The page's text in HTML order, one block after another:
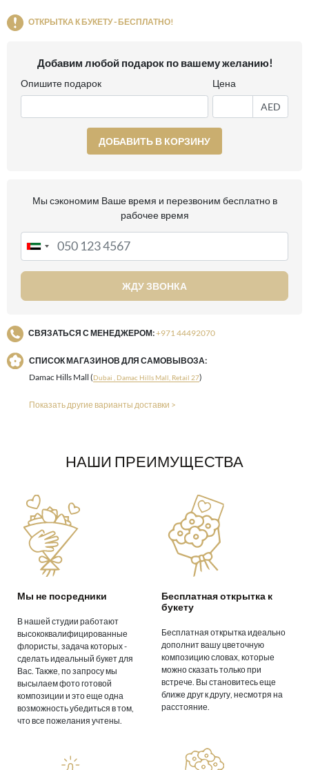
ОТКРЫТКА К БУКЕТУ - БЕСПЛАТНО!
Добавим любой подарок по вашему желанию!
Опишите подарок Цена
AED
ДОБАВИТЬ В КОРЗИНУ
Мы сэкономим Ваше время и перезвоним бесплатно в
рабочее время
ЖДУ ЗВОНКА
СВЯЗАТЬСЯ С МЕНЕДЖЕРОМ:+971 44492070
СПИСОК МАГАЗИНОВ ДЛЯ САМОВЫВОЗА:
Damac Hills Mall (Dubai , Damac Hills Mall, Retail 27)
Показать другие варианты доставки >
НАШИ ПРЕИМУЩЕСТВА
Мы не посредники
В нашей студии работают
высококвалифицированные
флористы, задача которых -
сделать идеальный букет для
Вас. Также, по запросу мы
высылаем фото готовой
композиции и это еще одна
возможность убедиться в том,
что все пожелания учтены.
Бесплатная открытка к
букету
Бесплатная открытка идеально
дополнит вашу цветочную
композицию словах, которые
можно сказать только при
встрече. Вы становитесь еще
ближе друг к другу, несмотря на
расстояние.